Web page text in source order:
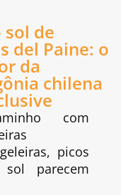
sol de
del Paine: o
da
chilena
com
picos
parecem